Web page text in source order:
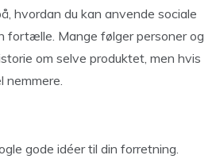
hvordan du kan anvende sociale
fortælle. Mange følger personer og
om selve produktet, men hvis
nemmere.
gode idéer til din forretning.